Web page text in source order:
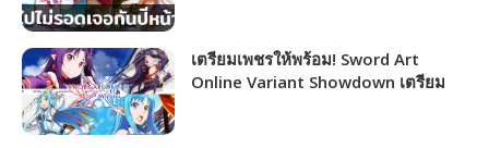
เตรียมเพชรให้พร้อม! Sword Art
Online Variant Showdown เตรียม